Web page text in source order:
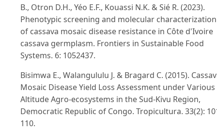
B., Otron D.H., Yéo E.F., Kouassi N.K. & Sié R. (2023).
Phenotypic screening and molecular characterization
of cassava mosaic disease resistance in Côte d'Ivoire
cassava germplasm. Frontiers in Sustainable Food
Systems. 6: 1052437.
Bisimwa E., Walangululu J. & Bragard C. (2015).
Mosaic Disease Yield Loss Assessment under Various
Altitude Agro-ecosystems in the Sud-Kivu Region,
Democratic Republic of Congo. Tropicultura. 33(2):
110.